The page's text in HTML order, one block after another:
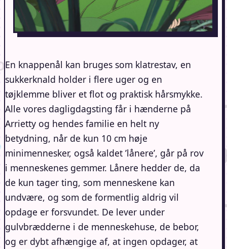
En knappenål kan bruges som klatrestav, en
sukkerknald holder i flere uger og en
tøjklemme bliver et flot og praktisk hårsmykke.
Alle vores dagligdagsting får i hænderne på
Arrietty og hendes familie en helt ny
betydning, når de kun 10 cm høje
minimennesker, også kaldet ’lånere’, går på rov
i menneskenes gemmer. Lånere hedder de, da
de kun tager ting, som menneskene kan
undvære, og som de formentlig aldrig vil
opdage er forsvundet. De lever under
gulvbrædderne i de menneskehuse, de bebor,
og er dybt afhængige af, at ingen opdager, at